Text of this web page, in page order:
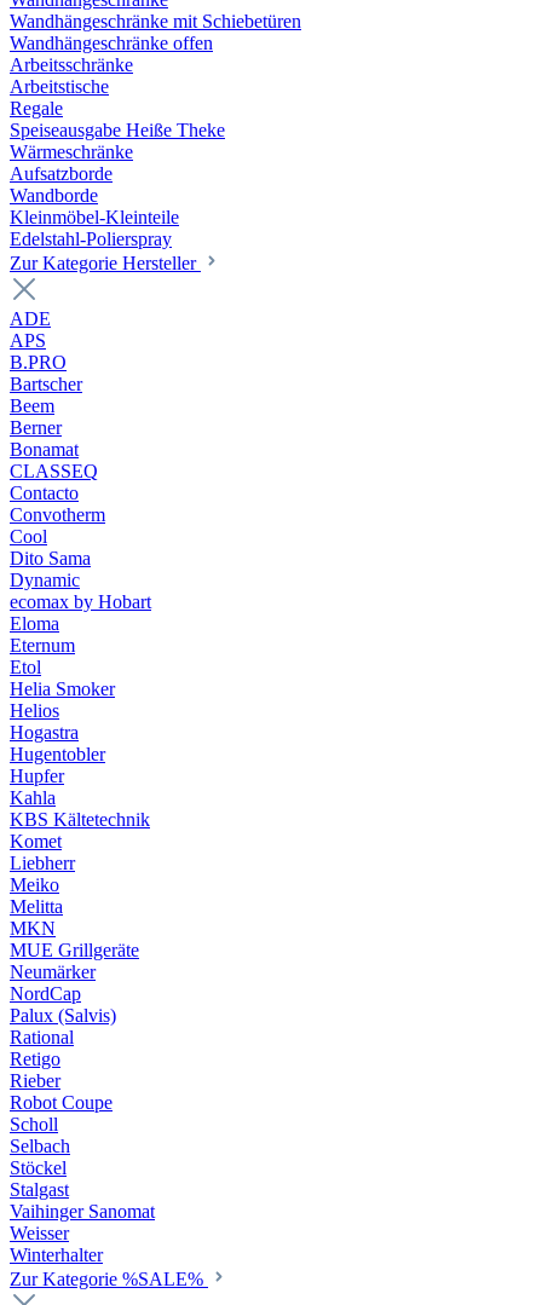
Wandhängeschränke mit Schiebetüren
Wandhängeschränke offen
Arbeitsschränke
Arbeitstische
Regale
Speiseausgabe Heiße Theke
Wärmeschränke
Aufsatzborde
Wandborde
Kleinmöbel-Kleinteile
Edelstahl-Polierspray
Zur Kategorie Hersteller
ADE
APS
B.PRO
Bartscher
Beem
Berner
Bonamat
CLASSEQ
Contacto
Convotherm
Cool
Dito Sama
Dynamic
ecomax by Hobart
Eloma
Eternum
Etol
Helia Smoker
Helios
Hogastra
Hugentobler
Hupfer
Kahla
KBS Kältetechnik
Komet
Liebherr
Meiko
Melitta
MKN
MUE Grillgeräte
Neumärker
NordCap
Palux (Salvis)
Rational
Retigo
Rieber
Robot Coupe
Scholl
Selbach
Stöckel
Stalgast
Vaihinger Sanomat
Weisser
Winterhalter
Zur Kategorie %SALE%